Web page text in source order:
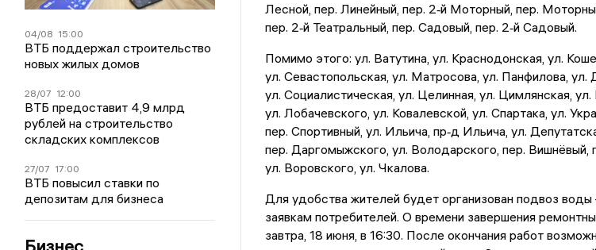
04/08 15:00
ВТБ поддержал строительство
новых жилых домов
28/07 12:00
ВТБ предоставит 4,9 млрд
рублей на строительство
складских комплексов
27/07 17:00
ВТБ повысил ставки по
депозитам для бизнеса
Лесной, пер. Линейный, пер. 2‑й Моторный, пер.
пер. 2‑й Театральный, пер. Садовый, пер. 2‑й Садовый.
Помимо этого: ул. Ватутина, ул. Краснодонская, ул.
ул. Севастопольская, ул. Матросова, ул. Панфилова, ул.
ул. Социалистическая, ул. Целинная, ул. Цимлянская, ул.
ул. Лобачевского, ул. Ковалевской, ул. Спартака, ул.
пер. Спортивный, ул. Ильича, пр‑д Ильича, ул.
пер. Даргомыжского, ул. Володарского, пер. Вишнёвый,
ул. Воровского, ул. Чкалова.
Для удобства жителей будет организован подвоз
заявкам потребителей. О времени завершения
завтра, 18 июня, в 16:30. После окончания работ